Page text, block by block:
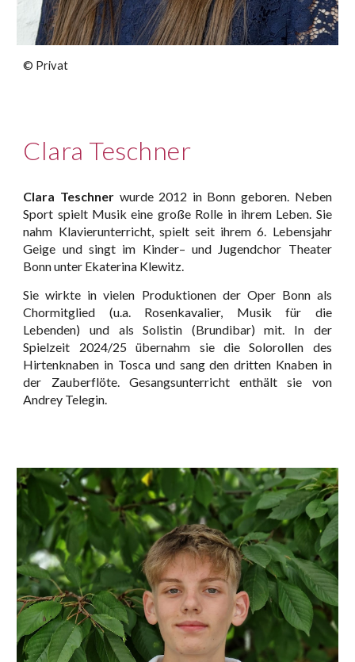
© Privat
Clara Teschner
Clara Teschner wurde 2012 in Bonn geboren. Neben
Sport spielt Musik eine große Rolle in ihrem Leben. Sie
nahm Klavierunterricht, spielt seit ihrem 6. Lebensjahr
Geige und singt im Kinder– und Jugendchor Theater
Bonn unter Ekaterina Klewitz.
Sie wirkte in vielen Produktionen der Oper Bonn als
Chormitglied (u.a. Rosenkavalier, Musik für die
Lebenden) und als Solistin (Brundibar) mit. In der
Spielzeit 2024/25 übernahm sie die Solorollen des
Hirtenknaben in Tosca und sang den dritten Knaben in
der Zauberflöte. Gesangsunterricht enthält sie von
Andrey Telegin.